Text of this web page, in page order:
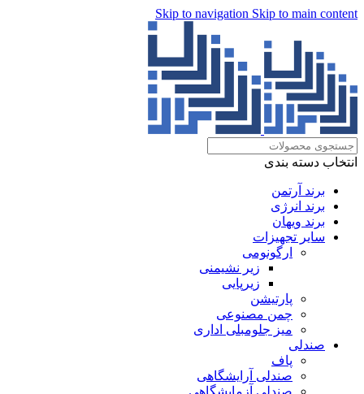
Skip to navigation Skip to main content
انتخاب دسته بندی
برند آرتمن
برند انرژی
برند ویهان
سایر تجهیزات
ارگونومی
زیر نشیمنی
زیرپایی
پارتیشن
چمن مصنوعی
میز جلومبلی اداری
صندلی
پاف
صندلی آرایشگاهی
صندلی آزمایشگاهی